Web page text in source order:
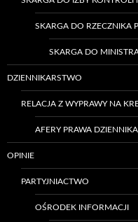
SKARGA DO RZECZNIKA
SKARGA DO
DZIENNIKARSTWO
RELACJA Z WYPRAWY NA
AFERY PRAWA
OPINIE
PARTYJNIACTWO
OŚRODEK INFORMACJI